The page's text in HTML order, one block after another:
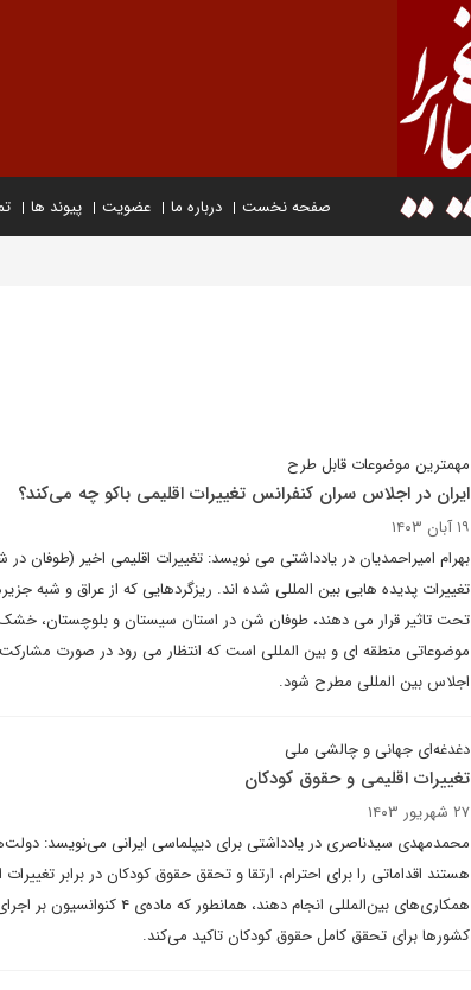
صفحه نخست درباره ما عضویت پیوند ها
مهمترین موضوعات قابل طرح
ایران در اجلاس سران کنفرانس تغییرات اقلیمی باکو چه می‌کند؟
۱۹ آبان ۱۴۰۳
بهرام امیراحمدیان در یادداشتی می نویسد: تغییرات اقلیمی اخیر (طوفان
تغییرات پدیده هایی بین المللی شده اند. ریزگردهایی که از عراق و شبه
تحت تاثیر قرار می دهند، طوفان شن در استان سیستان و بلوچستان، خشک
موضوعاتی منطقه ای و بین المللی است که انتظار می رود در صورت
اجلاس بین المللی مطرح شود.
دغدغه‌ای جهانی و چالشی ملی
تغییرات اقلیمی و حقوق کودکان
۲۷ شهریور ۱۴۰۳
محمدمهدی سیدناصری در یادداشتی برای دیپلماسی ایرانی‌ می‌نویسد:
هستند اقداماتی را برای احترام، ارتقا و تحقق حقوق کودکان در برابر
همکاری‌های بین‌المللی انجام
کشورها برای تحقق کامل حقوق کودکان تاکید می‌کند.